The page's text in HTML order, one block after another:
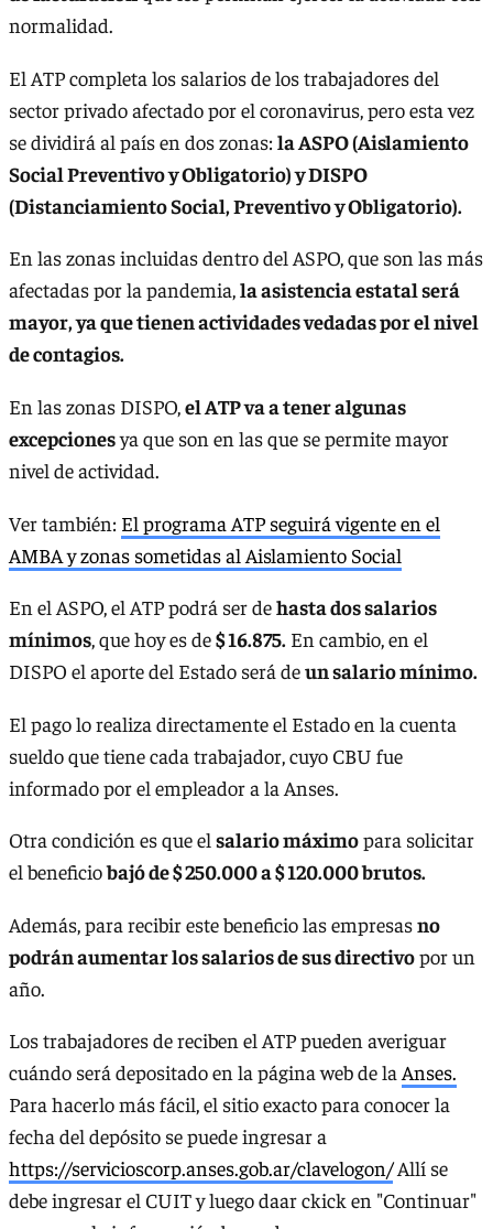
normalidad.
El ATP completa los salarios de los trabajadores del
sector privado afectado por el coronavirus, pero esta vez
se dividirá al país en dos zonas:la ASPO (Aislamiento
Social Preventivo y Obligatorio) y DISPO
(Distanciamiento Social, Preventivo y Obligatorio).
En las zonas incluidas dentro del ASPO, que son las más
afectadas por la pandemia,la asistencia estatal será
mayor, ya que tienen actividades vedadas por el nivel
de contagios.
En las zonas DISPO,el ATP va a tener algunas
excepcionesya que son en las que se permite mayor
nivel de actividad.
Ver también: El programa ATP seguirá vigente en el
AMBA y zonas sometidas al Aislamiento Social
En el ASPO, el ATP podrá ser dehasta dos salarios
mínimos, que hoy es de$ 16.875. En cambio, en el
DISPO el aporte del Estado será deun salario mínimo.
El pago lo realiza directamente el Estado en la cuenta
sueldo que tiene cada trabajador, cuyo CBU fue
informado por el empleador a la Anses.
Otra condición es que el salario máximopara solicitar
el beneficiobajó de $ 250.000 a $ 120.000 brutos.
Además, para recibir este beneficio las empresasno
podrán aumentar los salarios de sus directivopor un
año.
Los trabajadores de reciben el ATP pueden averiguar
cuándo será depositado en la página web de la Anses.
Para hacerlo más fácil, el sitio exacto para conocer la
fecha del depósito se puede ingresar a
https://servicioscorp.anses.gob.ar/clavelogon/Allí se
debe ingresar el CUIT y luego daar ckick en "Continuar"